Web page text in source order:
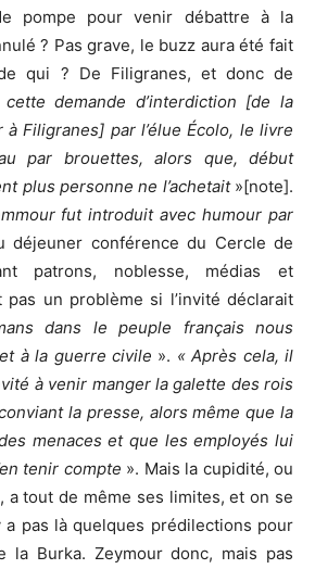
pompe pour venir débattre à la
? Pas grave, le buzz aura été fait
qui ? De Filigranes, et donc de
cette demande d’interdiction [de la
à Filigranes] par l’élue Écolo, le livre
par brouettes, alors que, début
plus personne ne l’achetait »[note].
fut introduit avec humour par
déjeuner conférence du Cercle de
patrons, noblesse, médias et
pas un problème si l’invité déclarait
dans le peuple français nous
à la guerre civile ». « Après cela, il
à venir manger la galette des rois
la presse, alors même que la
menaces et que les employés lui
tenir compte ». Mais la cupidité, ou
a tout de même ses limites, et on se
a pas là quelques prédilections pour
la Burka. Zeymour donc, mais pas